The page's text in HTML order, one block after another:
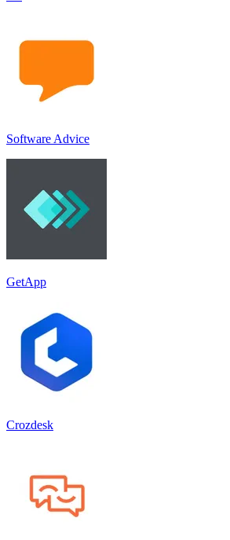
Software Advice
GetApp
Crozdesk